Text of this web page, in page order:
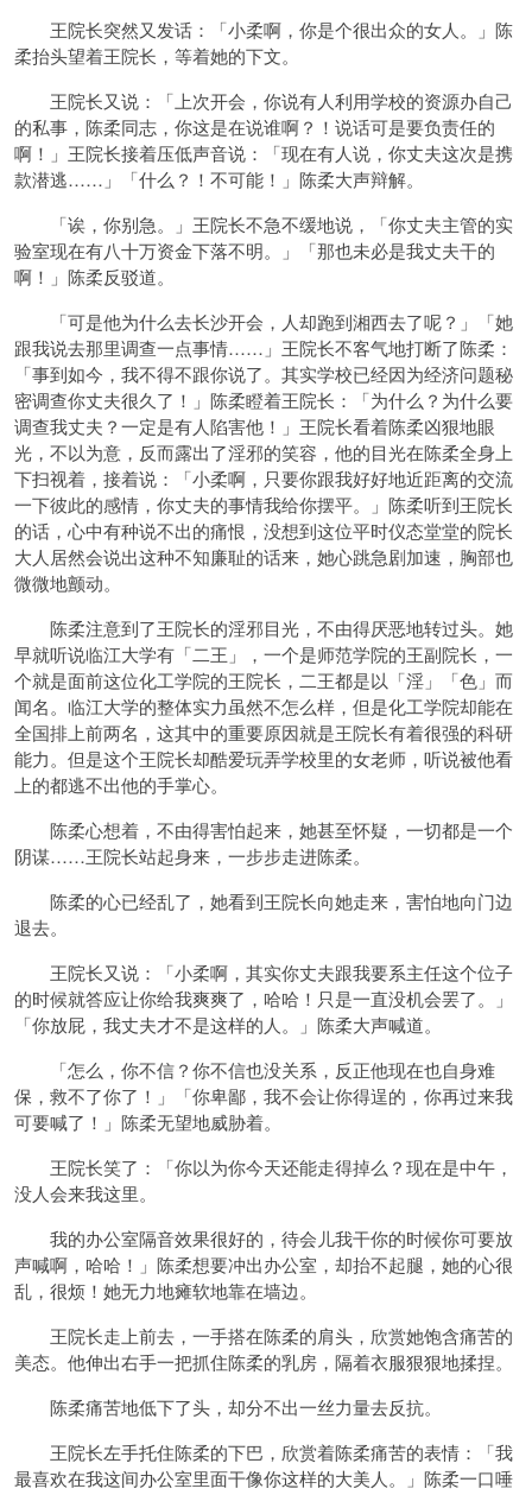
王院长突然又发话：「小柔啊，你是个很出众的女人。」陈
柔抬头望着王院长，等着她的下文。
王院长又说：「上次开会，你说有人利用学校的资源办自己
的私事，陈柔同志，你这是在说谁啊？！说话可是要负责任的
啊！」王院长接着压低声音说：「现在有人说，你丈夫这次是携
款潜逃……」「什么？！不可能！」陈柔大声辩解。
「诶，你别急。」王院长不急不缓地说，「你丈夫主管的实
验室现在有八十万资金下落不明。」「那也未必是我丈夫干的
啊！」陈柔反驳道。
「可是他为什么去长沙开会，人却跑到湘西去了呢？」「她
跟我说去那里调查一点事情……」王院长不客气地打断了陈柔：
「事到如今，我不得不跟你说了。其实学校已经因为经济问题秘
密调查你丈夫很久了！」陈柔瞪着王院长：「为什么？为什么要
调查我丈夫？一定是有人陷害他！」王院长看着陈柔凶狠地眼
光，不以为意，反而露出了淫邪的笑容，他的目光在陈柔全身上
下扫视着，接着说：「小柔啊，只要你跟我好好地近距离的交流
一下彼此的感情，你丈夫的事情我给你摆平。」陈柔听到王院长
的话，心中有种说不出的痛恨，没想到这位平时仪态堂堂的院长
大人居然会说出这种不知廉耻的话来，她心跳急剧加速，胸部也
微微地颤动。
陈柔注意到了王院长的淫邪目光，不由得厌恶地转过头。她
早就听说临江大学有「二王」，一个是师范学院的王副院长，一
个就是面前这位化工学院的王院长，二王都是以「淫」「色」而
闻名。临江大学的整体实力虽然不怎么样，但是化工学院却能在
全国排上前两名，这其中的重要原因就是王院长有着很强的科研
能力。但是这个王院长却酷爱玩弄学校里的女老师，听说被他看
上的都逃不出他的手掌心。
陈柔心想着，不由得害怕起来，她甚至怀疑，一切都是一个
阴谋……王院长站起身来，一步步走进陈柔。
陈柔的心已经乱了，她看到王院长向她走来，害怕地向门边
退去。
王院长又说：「小柔啊，其实你丈夫跟我要系主任这个位子
的时候就答应让你给我爽爽了，哈哈！只是一直没机会罢了。」
「你放屁，我丈夫才不是这样的人。」陈柔大声喊道。
「怎么，你不信？你不信也没关系，反正他现在也自身难
保，救不了你了！」「你卑鄙，我不会让你得逞的，你再过来我
可要喊了！」陈柔无望地威胁着。
王院长笑了：「你以为你今天还能走得掉么？现在是中午，
没人会来我这里。
我的办公室隔音效果很好的，待会儿我干你的时候你可要放
声喊啊，哈哈！」陈柔想要冲出办公室，却抬不起腿，她的心很
乱，很烦！她无力地瘫软地靠在墙边。
王院长走上前去，一手搭在陈柔的肩头，欣赏她饱含痛苦的
美态。他伸出右手一把抓住陈柔的乳房，隔着衣服狠狠地揉捏。
陈柔痛苦地低下了头，却分不出一丝力量去反抗。
王院长左手托住陈柔的下巴，欣赏着陈柔痛苦的表情：「我
最喜欢在我这间办公室里面干像你这样的大美人。」陈柔一口唾